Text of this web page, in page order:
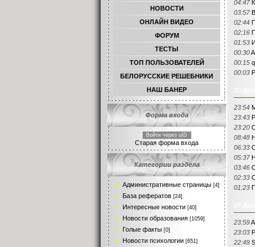
НОВОСТИ
ОНЛАЙН ВИДЕО
ФОРУМ
ТЕСТЫ
TОП ПОЛЬЗОВАТЕЛЕЙ
БЕЛОРУССКИЕ РЕШЕБНИКИ
НАШ БАНЕР
Форма входа
Войти через uID
Старая форма входа
Категории раздела
Административные страницы [4]
База рефератов [24]
Интересные новости [40]
Новости образования [1059]
Голые факты [0]
Новости психологии [651]
04:47
03:57
02:44
02:16
01:53
00:30
00:15
00:03
23:54
23:43
23:20
08:48
06:33
05:37
03:46
02:33
01:23
23:59
23:03
22:49